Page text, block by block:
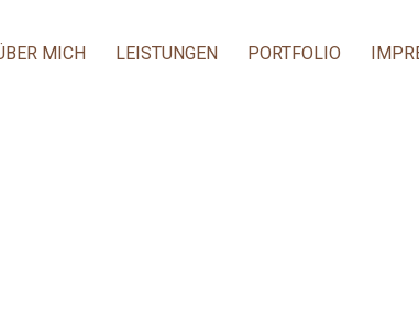
MICH LEISTUNGEN PORTFOLIO